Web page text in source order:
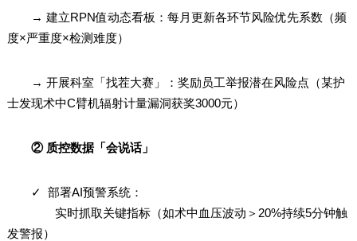
→ 建立RPN值动态看板：每月更新各环节风险优先系数（频
度×严重度×检测难度）
→ 开展科室「找茬大赛」：奖励员工举报潜在风险点（某护
士发现术中C臂机辐射计量漏洞获奖3000元）
② 质控数据「会说话」
✓ 部署AI预警系统：
实时抓取关键指标（如术中血压波动＞20%持续5分钟触
发警报）